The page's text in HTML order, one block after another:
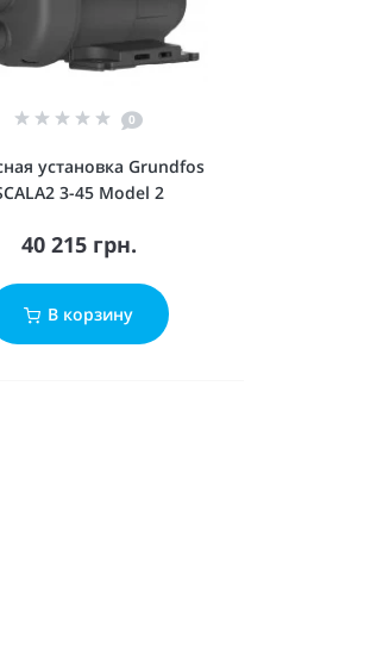
0
установка Grundfos
3-45 Model 2
40 215 грн.
В корзину